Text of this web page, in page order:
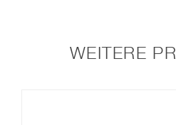
WEITERE